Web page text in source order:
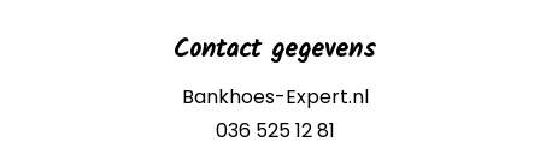
Contact gegevens
Bankhoes-Expert.nl
036 525 12 81